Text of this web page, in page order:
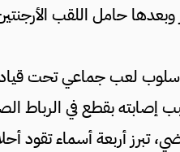
حامل اللقب الأرجنتين أيام 17 و23
لعب جماعي تحت
تبرز أربعة أسماء تقود